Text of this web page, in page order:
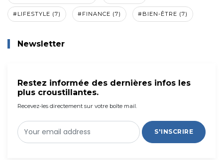
#LIFESTYLE (7) #FINANCE (7) #BIEN-ÊTRE (7)
Newsletter
Restez informée des dernières infos les
plus croustillantes.
Recevez-les directement sur votre boîte mail.
S'INSCRIRE